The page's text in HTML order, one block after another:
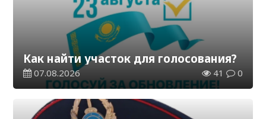
Как найти участок для голосования?
07.08.2026 41 0